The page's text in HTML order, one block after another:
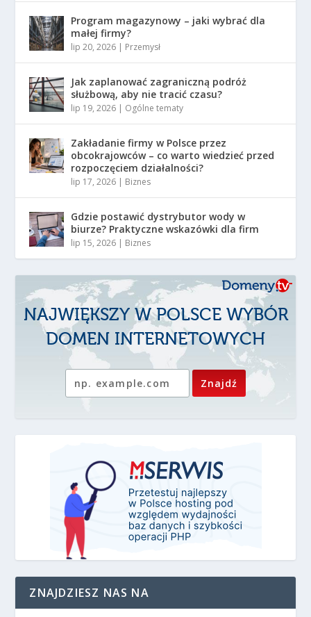
Program magazynowy – jaki wybrać dla
małej firmy?
lip 20, 2026 | Przemysł
Jak zaplanować zagraniczną podróż
służbową, aby nie tracić czasu?
lip 19, 2026 | Ogólne tematy
Zakładanie firmy w Polsce przez
obcokrajowców – co warto wiedzieć przed
rozpoczęciem działalności?
lip 17, 2026 | Biznes
Gdzie postawić dystrybutor wody w
biurze? Praktyczne wskazówki dla firm
lip 15, 2026 | Biznes
NAJWIĘKSZY W POLSCE WYBÓR
DOMEN INTERNETOWYCH
ZNAJDZIESZ NAS NA